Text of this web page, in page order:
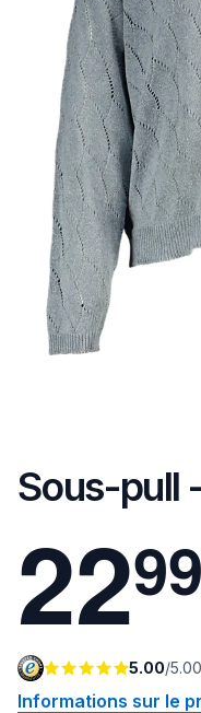
Sous-pull
2299
5.00/5.00
Informations sur le